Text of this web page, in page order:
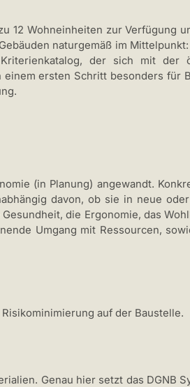
12 Wohneinheiten zur Verfügung
naturgemäß im
der sich mit der
ersten Schritt besonders für
(in Planung) angewandt.
davon, ob sie in neue
die Ergonomie, das
Umgang mit Ressourcen,
auf der Baustelle.
Genau hier setzt das DGNB